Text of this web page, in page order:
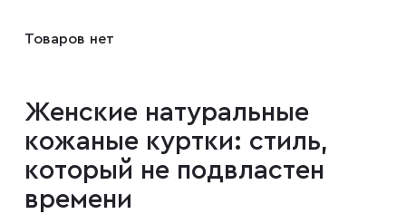
Костюмы для высоких
Костюмы на выпускной
Смокинги
Товаров нет
Женские натуральные
кожаные куртки: стиль,
который не подвластен
времени